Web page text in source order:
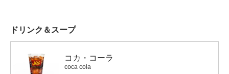
ドリンク＆スープ
コカ・コーラ
coca cola